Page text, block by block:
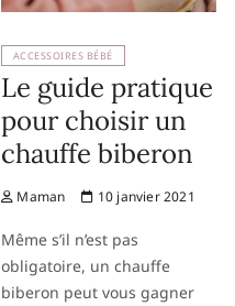
ACCESSOIRES BÉBÉ
Le guide pratique
pour choisir un
chauffe biberon
Maman 10 janvier 2021
Même s’il n’est pas
obligatoire, un chauffe
biberon peut vous gagner